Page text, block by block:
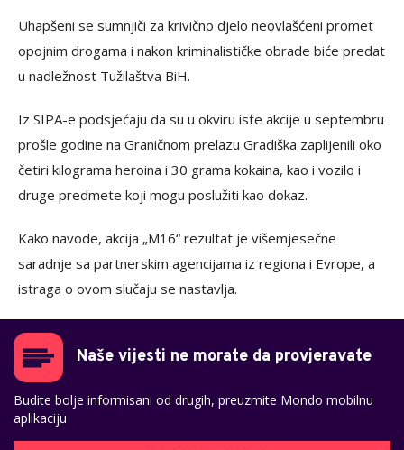
Uhapšeni se sumnjiči za krivično djelo neovlašćeni promet
opojnim drogama i nakon kriminalističke obrade biće predat
u nadležnost Tužilaštva BiH.
Iz SIPA-e podsjećaju da su u okviru iste akcije u septembru
prošle godine na Graničnom prelazu Gradiška zaplijenili oko
četiri kilograma heroina i 30 grama kokaina, kao i vozilo i
druge predmete koji mogu poslužiti kao dokaz.
Kako navode, akcija „M16“ rezultat je višemjesečne
saradnje sa partnerskim agencijama iz regiona i Evrope, a
istraga o ovom slučaju se nastavlja.
Naše vijesti ne morate da provjeravate
Budite bolje informisani od drugih, preuzmite Mondo mobilnu
aplikaciju